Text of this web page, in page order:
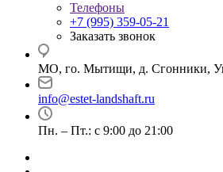
Телефоны
+7 (995) 359-05-21
Заказать звонок
МО, го. Мытищи, д. Сгонники,
info@estet-landshaft.ru
Пн. – Пт.: с 9:00 до 21:00